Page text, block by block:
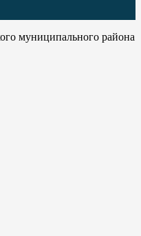
муниципального района